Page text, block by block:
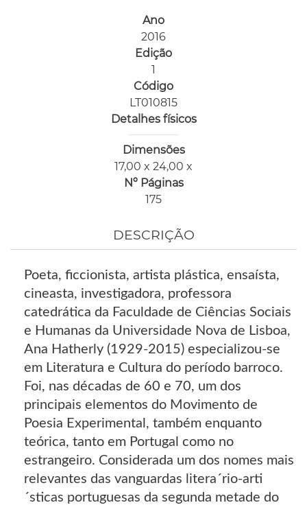
Ano
2016
Edição
1
Código
LT010815
Detalhes físicos
Dimensões
17,00 x 24,00 x
Nº Páginas
175
DESCRIÇÃO
Poeta, ficcionista, artista plástica, ensaísta,
cineasta, investigadora, professora
catedrática da Faculdade de Ciências Sociais
e Humanas da Universidade Nova de Lisboa,
Ana Hatherly (1929-2015) especializou-se
em Literatura e Cultura do período barroco.
Foi, nas décadas de 60 e 70, um dos
principais elementos do Movimento de
Poesia Experimental, também enquanto
teórica, tanto em Portugal como no
estrangeiro. Considerada um dos nomes mais
relevantes das vanguardas litera´rio-arti
´sticas portuguesas da segunda metade do